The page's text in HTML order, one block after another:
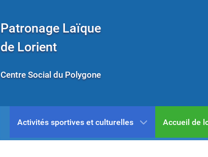
Patronage Laïque
de Lorient
Centre Social du Polygone
Activités sportives et culturelles Accueil de